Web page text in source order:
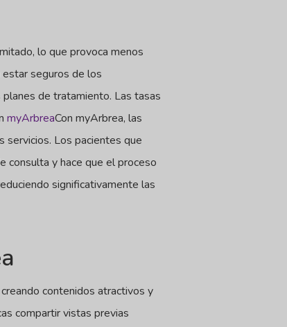
lo que provoca menos
seguros de los
de tratamiento. Las tasas
myArbreaCon myArbrea, las
servicios. Los pacientes que
consulta y hace que el proceso
significativamente las
contenidos atractivos y
compartir vistas previas